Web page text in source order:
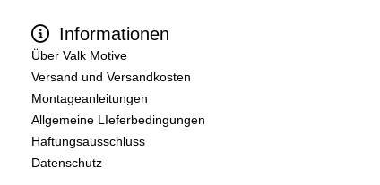
Informationen
Über Valk Motive
Versand und Versandkosten
Montageanleitungen
Allgemeine LIeferbedingungen
Haftungsausschluss
Datenschutz